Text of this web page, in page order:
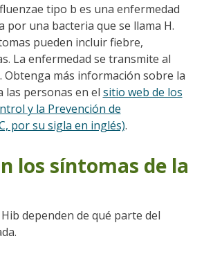
tipo b es una enfermedad
por una bacteria que se llama H.
pueden incluir fiebre,
La enfermedad se transmite al
más información sobre la
las personas en el sitio web de los
y la Prevención de
por su sigla en inglés).
los síntomas de la
dependen de qué parte del